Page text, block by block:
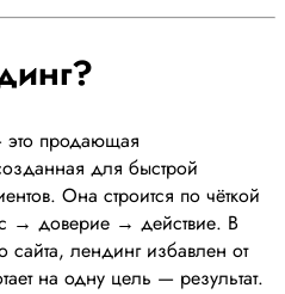
продающая
для быстрой
Она строится по чёткой
→ доверие → действие. В
сайта, лендинг избавлен от
на одну цель — результат.